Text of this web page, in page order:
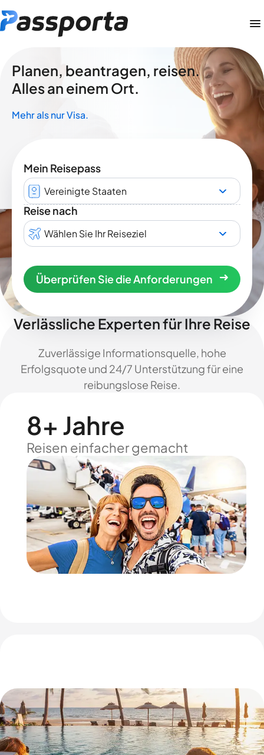
Planen, beantragen, reisen.
Alles an einem Ort.
Mehr als nur Visa.
Mein Reisepass
Vereinigte Staaten
Reise nach
Wählen Sie Ihr Reiseziel
Überprüfen Sie die Anforderungen
Verlässliche Experten für Ihre Reise
Zuverlässige Informationsquelle, hohe
Erfolgsquote und 24/7 Unterstützung für eine
reibungslose Reise.
8+ Jahre
Reisen einfacher gemacht